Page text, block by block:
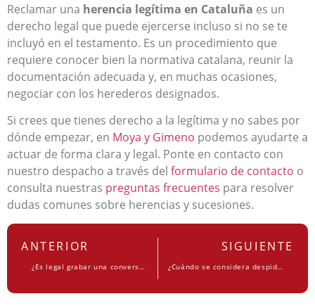
Reclamar una herencia legítima en Cataluña es un
derecho legal que puede ejercerse incluso si no se te
incluyó en el testamento. Es un procedimiento que
requiere conocer bien la normativa catalana, reunir la
documentación adecuada y, en muchas ocasiones,
negociar con los herederos designados.
Si crees que tienes derecho a la legítima y no sabes por
dónde empezar, en Moya y Gimeno podemos ayudarte a
actuar de forma clara y legal. Ponte en contacto con
nuestro despacho a través del formulario de contacto o
consulta nuestras preguntas frecuentes para resolver
dudas comunes sobre herencias y sucesiones.
ANTERIOR
¿Es legal grabar una conversación sin consentimiento en España?
SIGUIENTE
¿Cuándo se considera despido improcedente y cómo actuar?